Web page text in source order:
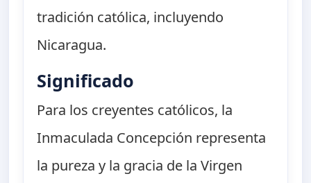
tradición católica, incluyendo
Nicaragua.
Significado
Para los creyentes católicos, la
Inmaculada Concepción representa
la pureza y la gracia de la Virgen